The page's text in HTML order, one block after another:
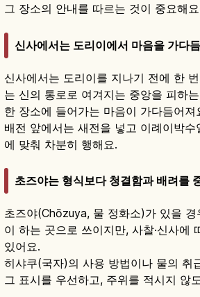
그 장소의 안내를 따르는 것이 중요해
신사에서는 도리이에서 마음을 가다
신사에서는 도리이를 지나기 전에 한
는 신의 통로로 여겨지는 중앙을 피하
한 장소에 들어가는 마음이 가다듬어져
배전 앞에서는 새전을 넣고 이례이박수
에 맞춰 차분히 행해요.
초즈야는 형식보다 청결함과 배려를
초즈야(Chōzuya, 물 정화소)가 있을
이 하는 곳으로 쓰이지만, 사찰·신사에
있어요.
히샤쿠(국자)의 사용 방법이나 물의 취
그 표시를 우선하고, 주위를 적시지 않